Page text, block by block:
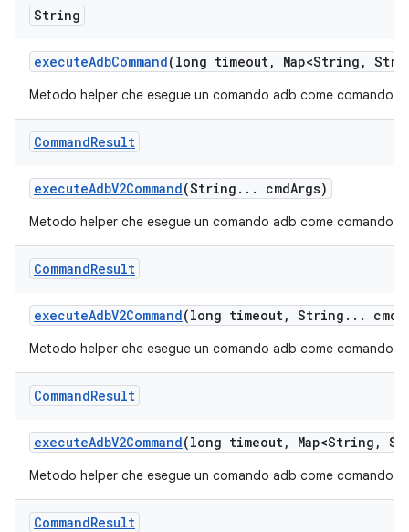
String
executeAdbCommand(long timeout, Map<String ,
Metodo helper che esegue un comando adb come comando
CommandResult
executeAdbV2Command(String . . . cmdArgs)
Metodo helper che esegue un comando adb come comando
CommandResult
executeAdbV2Command(long timeout, String . . . cmd
Metodo helper che esegue un comando adb come comando
CommandResult
executeAdbV2Command(long timeout, Map<String ,
Metodo helper che esegue un comando adb come comando
CommandResult